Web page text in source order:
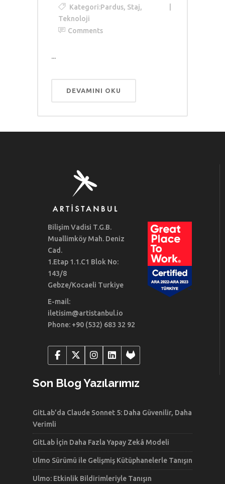
Kategori:Pardus, Staj,
Teknoloji
Comments
...
DEVAMINI OKU
Bilişim Vadisi T.G.B.
Muallimköy Mah. Deniz
Cad.
1.Etap 1.1.C1 Blok No:
143/8
Gebze/Kocaeli Turkiye
E-mail:
iletisim@artistanbul.io
Phone: +90 (532) 683 32 92
Son Blog Yazılarımız
GitLab’da Claude Sonnet 5: Daha Güvenilir, Daha
Verimli
GitLab İçin Daha Fazla Yapay Zekâ Modeli
Ulmo Sürümü ile Gelişmiş Kütüphanelerle Tanışın
Ulmo: Etkinlik Bildirimleriyle Tanışın